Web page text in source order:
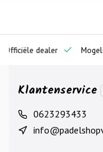
dealer
Klantenservice
0623293433